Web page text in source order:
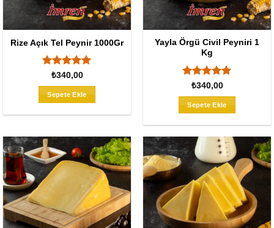
Rize Açık Tel Peynir 1000Gr
5 üzerinden
5oy aldı
₺340,00
Sepete Ekle
Yayla Örgü Civil Peyniri 1
Kg
5 üzerinden
5oy aldı
₺340,00
Sepete Ekle